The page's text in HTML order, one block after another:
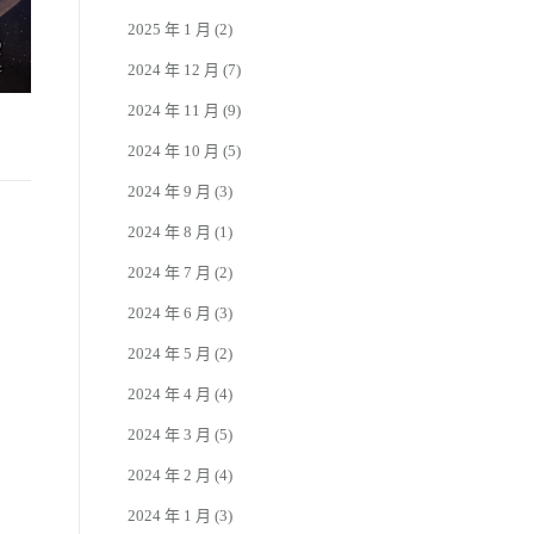
2025 年 1 月 (2)
2024 年 12 月 (7)
2024 年 11 月 (9)
2024 年 10 月 (5)
2024 年 9 月 (3)
2024 年 8 月 (1)
2024 年 7 月 (2)
2024 年 6 月 (3)
2024 年 5 月 (2)
2024 年 4 月 (4)
2024 年 3 月 (5)
2024 年 2 月 (4)
2024 年 1 月 (3)